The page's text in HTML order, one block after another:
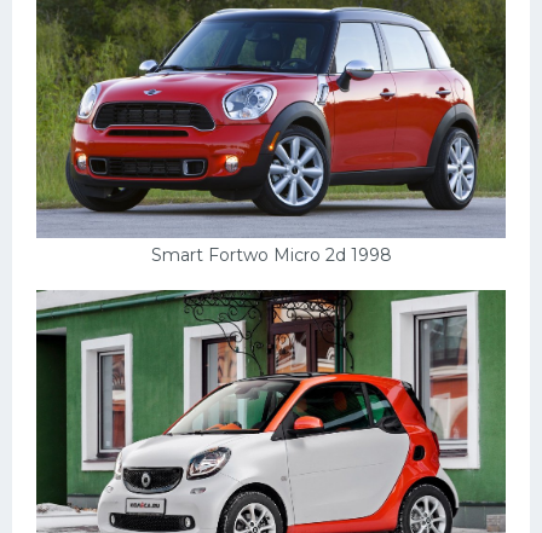
Smart Fortwo Micro 2d 1998